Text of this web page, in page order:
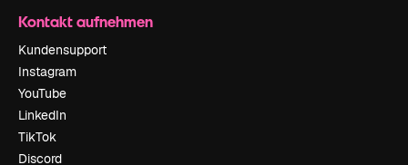
Kontakt aufnehmen
Kundensupport
Instagram
YouTube
LinkedIn
TikTok
Discord